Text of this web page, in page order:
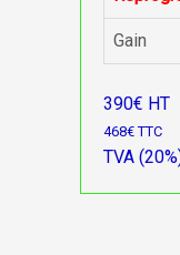
Gain
390€ HT
468€ TTC
TVA